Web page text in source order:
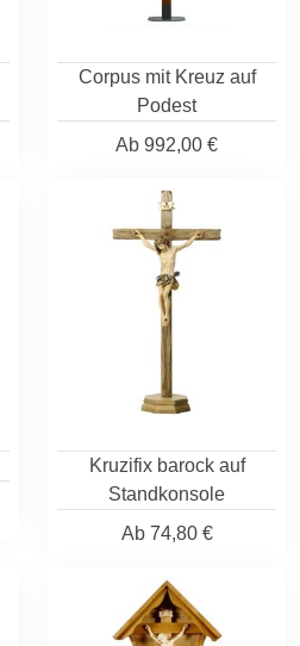
Corpus mit Kreuz auf
Podest
Ab 992,00 €
Kruzifix barock auf
Standkonsole
Ab74,80 €